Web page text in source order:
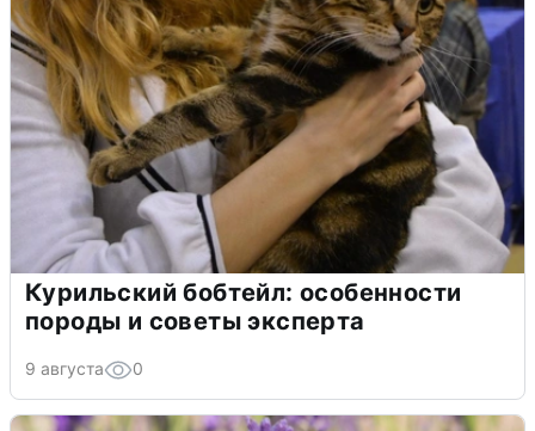
Курильский бобтейл: особенности
породы и советы эксперта
9 августа 0